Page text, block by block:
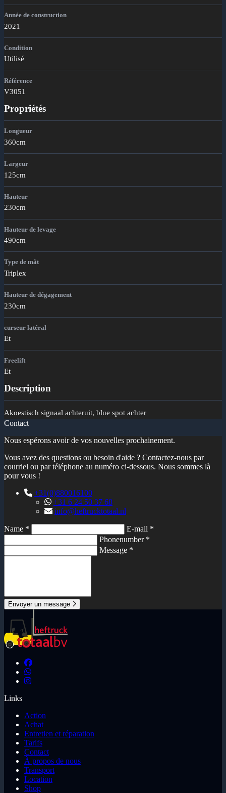
Année de construction
2021
Condition
Utilisé
Référence
V3051
Propriétés
Longueur
360cm
Largeur
125cm
Hauteur
230cm
Hauteur de levage
490cm
Type de mât
Triplex
Hauteur de dégagement
230cm
curseur latéral
Et
Freelift
Et
Description
Akoestisch signaal achteruit, blue spot achter
Contact
Nous espérons avoir de vos nouvelles prochainement.
Vous avez des questions ou besoin d'aide ? Contactez-nous par
courriel ou par téléphone au numéro ci-dessous. Nous sommes là
pour vous !
+31(0)880016100
+31 6 24 50 37 68
info@heftrucktotaal.nl
Name *
E-mail *
Phonenumber *
Message *
Envoyer un message
Links
Action
Achat
Entretien et réparation
Tarifs
Contact
À propos de nous
Transport
Location
Shop